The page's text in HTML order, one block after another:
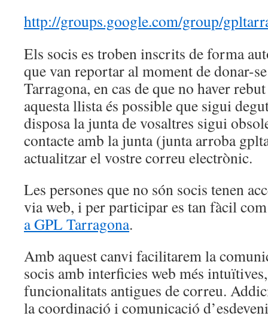
http://groups.google.com/group/
Els socis es troben inscrits de forma
que van reportar al moment de donar-
Tarragona, en cas de que no haver
aquesta llista és possible que sigui
disposa la junta de vosaltres sigui
contacte amb la junta (junta arroba
actualitzar el vostre correu electrònic.
Les persones que no són socis tenen
via web, i per participar es tan fàcil
a GPL Tarragona.
Amb aquest canvi facilitarem la
socis amb interficies web més
funcionalitats antigues de correu.
la coordinació i comunicació